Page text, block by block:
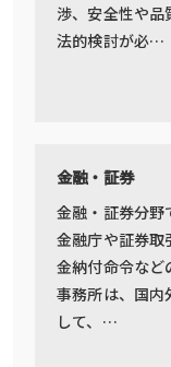
渉、安全性や
法的検討が必…
金融・証券
金融・証券分野
金融庁や証券取
金納付命令など
事務所は、国内
して、…